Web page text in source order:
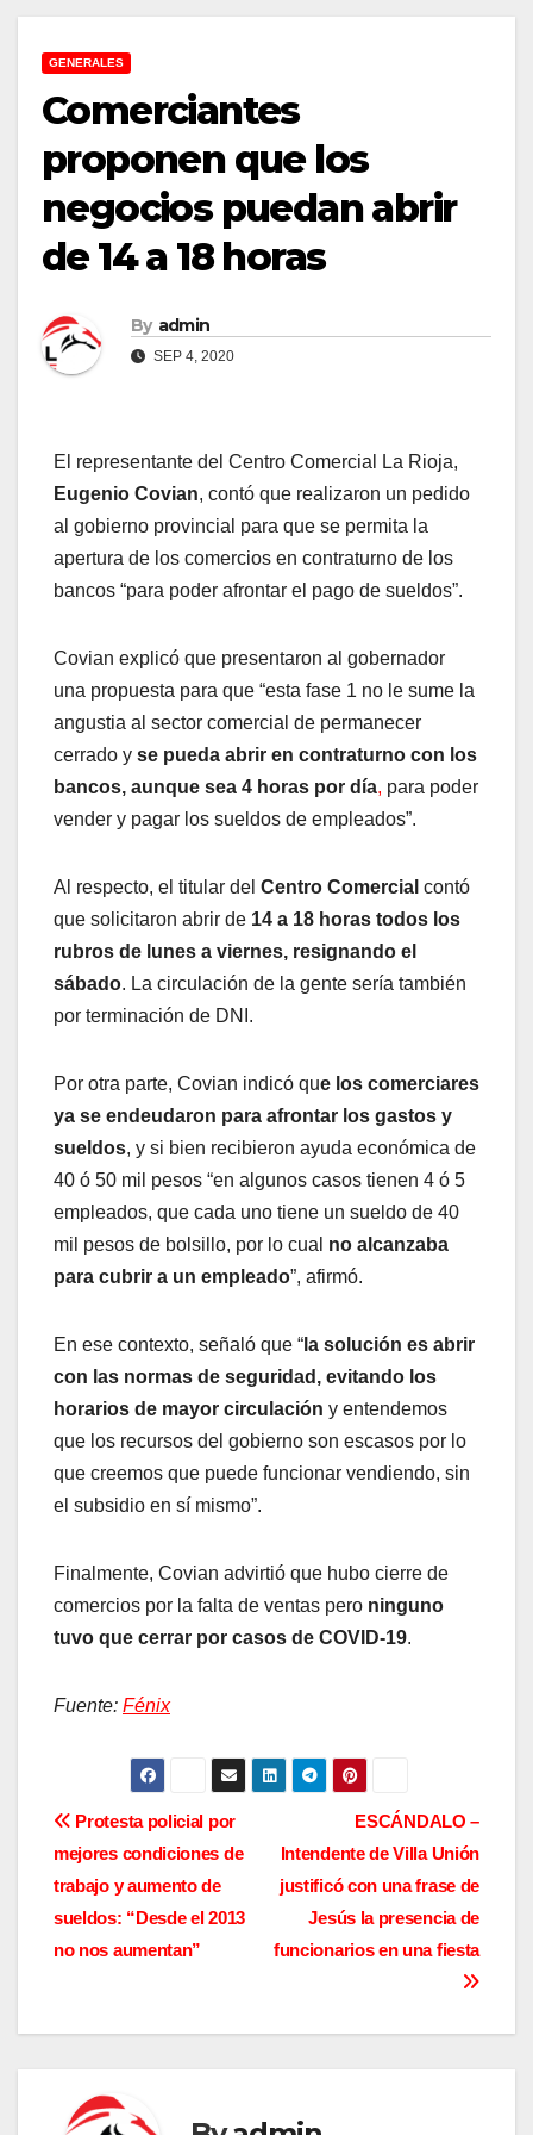
GENERALES
Comerciantes
proponen que los
negocios puedan abrir
de 14 a 18 horas
By admin
SEP 4, 2020
El representante del Centro Comercial La Rioja,
Eugenio Covian, contó que realizaron un pedido
al gobierno provincial para que se permita la
apertura de los comercios en contraturno de los
bancos “para poder afrontar el pago de sueldos”.
Covian explicó que presentaron al gobernador
una propuesta para que “esta fase 1 no le sume la
angustia al sector comercial de permanecer
cerrado y se pueda abrir en contraturno con los
bancos, aunque sea 4 horas por día, para poder
vender y pagar los sueldos de empleados”.
Al respecto, el titular del Centro Comercial contó
que solicitaron abrir de 14 a 18 horas todos los
rubros de lunes a viernes, resignando el
sábado. La circulación de la gente sería también
por terminación de DNI.
Por otra parte, Covian indicó que los comerciares
ya se endeudaron para afrontar los gastos y
sueldos, y si bien recibieron ayuda económica de
40 ó 50 mil pesos “en algunos casos tienen 4 ó 5
empleados, que cada uno tiene un sueldo de 40
mil pesos de bolsillo, por lo cual no alcanzaba
para cubrir a un empleado”, afirmó.
En ese contexto, señaló que “ la solución es abrir
con las normas de seguridad, evitando los
horarios de mayor circulación y entendemos
que los recursos del gobierno son escasos por lo
que creemos que puede funcionar vendiendo, sin
el subsidio en sí mismo”.
Finalmente, Covian advirtió que hubo cierre de
comercios por la falta de ventas pero ninguno
tuvo que cerrar por casos de COVID-19.
Fuente: Fénix
N
a
v
g
c
ESCÁNDALO –
Intendente de Villa Unión
justificó con una frase de
Jesús la presencia de
funcionarios en una fiesta
Protesta policial por
mejores condiciones de
trabajo y aumento de
sueldos: “Desde el 2013
no nos aumentan”